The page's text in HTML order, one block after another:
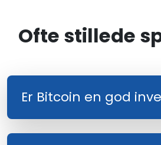
Ofte stillede
Er Bitcoin en god